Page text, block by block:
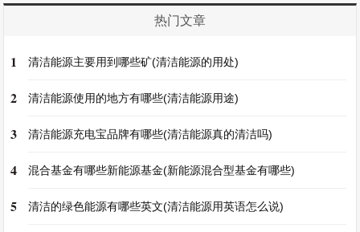
热门文章
1 清洁能源主要用到哪些矿(清洁能源的用处)
2 清洁能源使用的地方有哪些(清洁能源用途)
3 清洁能源充电宝品牌有哪些(清洁能源真的清洁吗)
4 混合基金有哪些新能源基金(新能源混合型基金有哪些)
5 清洁的绿色能源有哪些英文(清洁能源用英语怎么说)